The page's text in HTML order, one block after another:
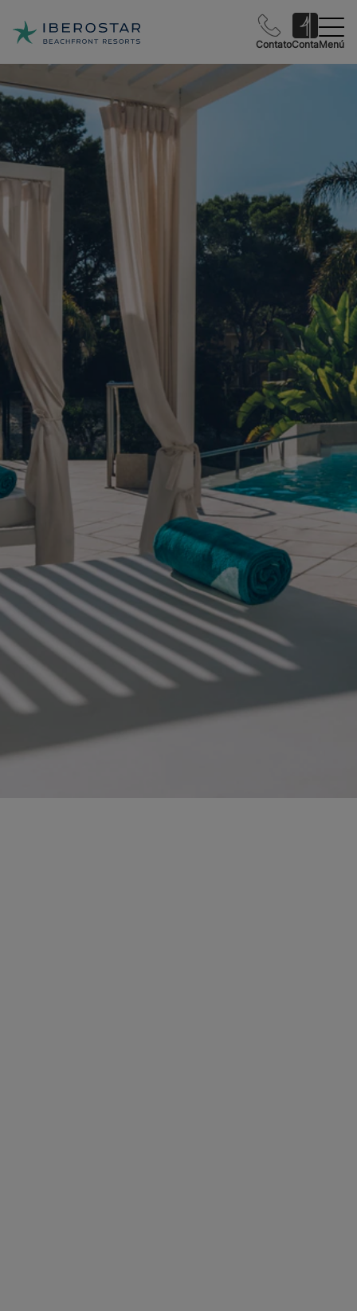
ContatoContaMenú